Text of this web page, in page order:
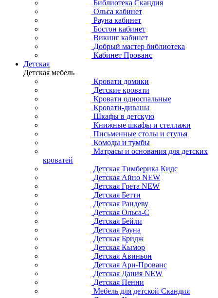
Библиотека Скандия
Ольса кабинет
Рауна кабинет
Бостон кабинет
Викинг кабинет
Добрый мастер библиотека
Кабинет Прованс
Детская
Детская мебель
Кровати домики
Детские кровати
Кровати односпальные
Кровати-диваны
Шкафы в детскую
Книжные шкафы и стеллажи
Письменные столы и стулья
Комоды и тумбы
Матрасы и основания для детских
кроватей
Детская Тимберика Кидс
Детская Айно NEW
Детская Грета NEW
Детская Бетти
Детская Рандеву
Детская Ольса-С
Детская Бейли
Детская Рауна
Детская Бридж
Детская Кымор
Детская Авиньон
Детская Ари-Прованс
Детская Дания NEW
Детская Пенни
Мебель для детской Скандия